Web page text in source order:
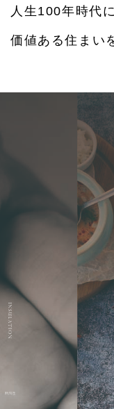
人生100年時代
価値ある住まい